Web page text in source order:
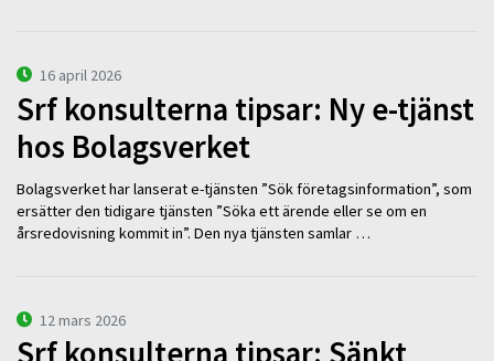
16 april 2026
Srf konsulterna tipsar: Ny e-tjänst
hos Bolagsverket
Bolagsverket har lanserat e-tjänsten ”Sök företagsinformation”, som
ersätter den tidigare tjänsten ”Söka ett ärende eller se om en
årsredovisning kommit in”. Den nya tjänsten samlar …
12 mars 2026